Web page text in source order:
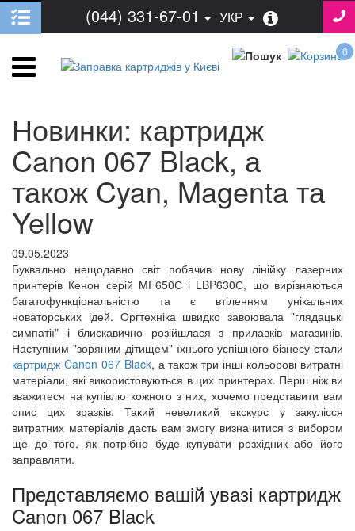
(044) 331-67-01 УКР
0
Новинки: картридж
Canon 067 Black, а
також Cyan, Magenta та
Yellow
09.05.2023
Буквально нещодавно світ побачив нову лінійку лазерних
принтерів Кенон серій MF650С і LBP630С, що вирізняються
багатофункціональністю та є втіленням унікальних
новаторських ідей. Оргтехніка швидко завоювала "глядацькі
симпатії" і блискавично розійшлася з прилавків магазинів.
Наступним "зоряним дітищем" їхнього успішного бізнесу стали
картридж Canon 067 Black, а також три інші кольорові витратні
матеріали, які використовуються в цих принтерах. Перш ніж ви
зважитеся на купівлю кожного з них, хочемо представити вам
опис цих зразків. Такий невеликий екскурс у закулісся
витратних матеріалів дасть вам змогу визначитися з вибором
ще до того, як потрібно буде купувати розхідник або його
заправляти.
Представляємо вашій увазі картридж
Canon 067 Black